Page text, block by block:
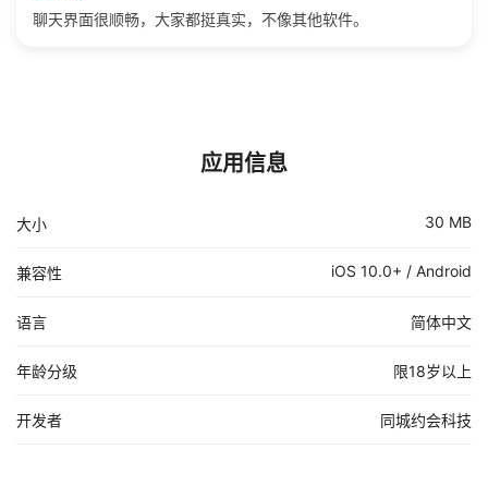
聊天界面很顺畅，大家都挺真实，不像其他软件。
应用信息
大小 30 MB
兼容性 iOS 10.0+ / Android
语言 简体中文
年龄分级 限18岁以上
开发者 同城约会科技